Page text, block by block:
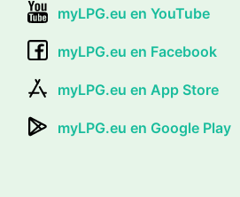
myLPG.eu en YouTube
myLPG.eu en Facebook
myLPG.eu en App Store
myLPG.eu en Google Play